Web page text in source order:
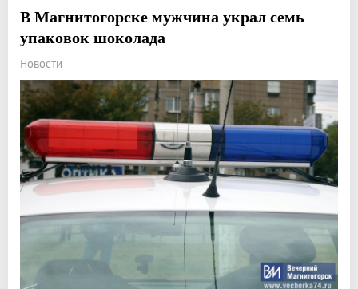
В Магнитогорске мужчина украл семь
упаковок шоколада
Новости